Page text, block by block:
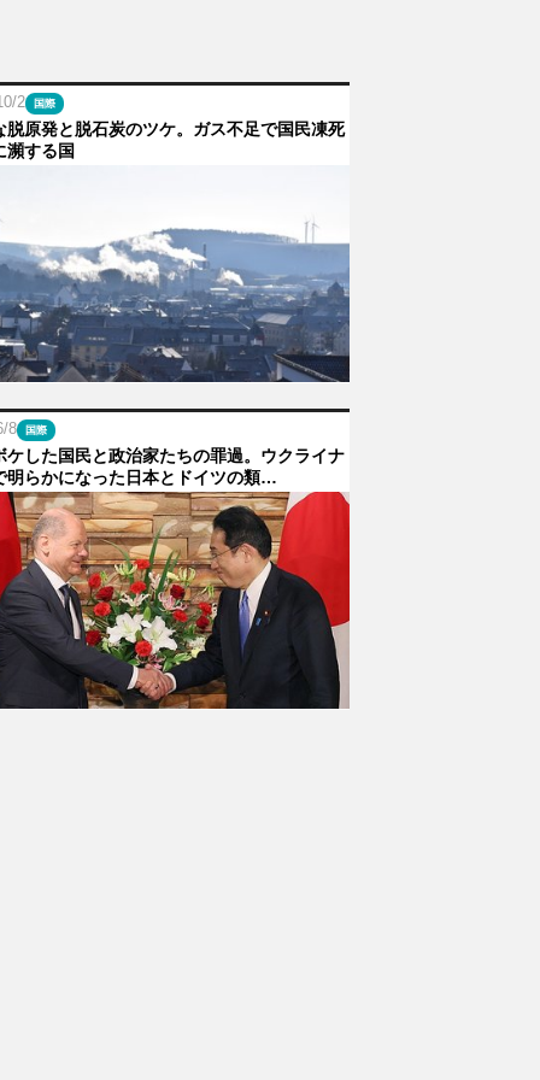
2 国際
脱原発と脱石炭のツケ。ガス不足で国民凍死
瀕する国
8 国際
ケした国民と政治家たちの罪過。ウクライナ
明らかになった日本とドイツの類…